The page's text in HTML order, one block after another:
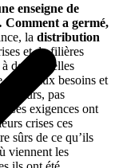
enseigne de
Comment a germé,
la distribution
et de filières
de nouvelles
nouveaux besoins et
pas
Ces exigences ont
crises ces
sûrs de ce qu’ils
viennent les